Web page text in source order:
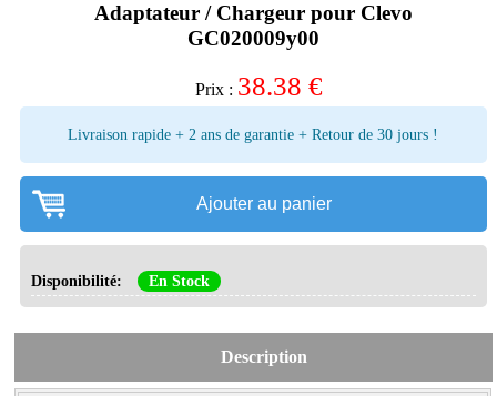
Adaptateur / Chargeur pour Clevo
GC020009y00
Prix : 38.38 €
Livraison rapide + 2 ans de garantie + Retour de 30 jours !
Ajouter au panier
Disponibilité: En Stock
Description